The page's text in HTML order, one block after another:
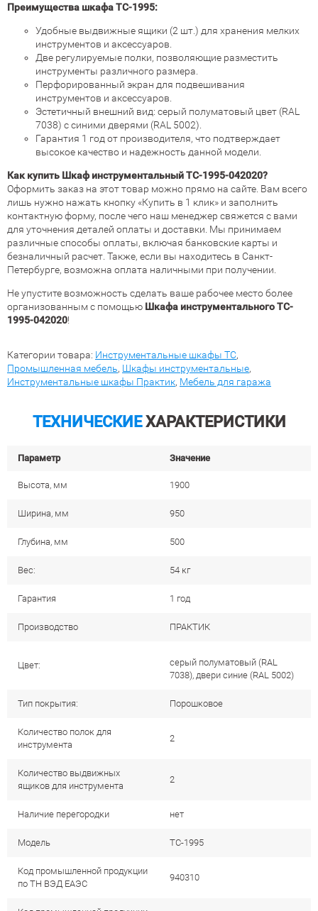
Преимущества шкафа TC-1995:
Удобные выдвижные ящики (2 шт.) для хранения мелких
инструментов и аксессуаров.
Две регулируемые полки, позволяющие разместить
инструменты различного размера.
Перфорированный экран для подвешивания
инструментов и аксессуаров.
Эстетичный внешний вид: серый полуматовый цвет (RAL
7038) с синими дверями (RAL 5002).
Гарантия 1 год от производителя, что подтверждает
высокое качество и надежность данной модели.
Как купить Шкаф инструментальный TC-1995-042020?
Оформить заказ на этот товар можно прямо на сайте. Вам всего
лишь нужно нажать кнопку «Купить в 1 клик» и заполнить
контактную форму, после чего наш менеджер свяжется с вами
для уточнения деталей оплаты и доставки. Мы принимаем
различные способы оплаты, включая банковские карты и
безналичный расчет. Также, если вы находитесь в Санкт-
Петербурге, возможна оплата наличными при получении.
Не упустите возможность сделать ваше рабочее место более
организованным с помощью Шкафа инструментального TC-
1995-042020!
Категории товара: Инструментальные шкафы TC,
Промышленная мебель, Шкафы инструментальные,
Инструментальные шкафы Практик, Мебель для гаража
ТЕХНИЧЕСКИЕХАРАКТЕРИСТИКИ
Параметр Значение
Высота, мм 1900
Ширина, мм 950
Глубина, мм 500
Вес: 54 кг
Гарантия 1 год
Производство ПРАКТИК
Цвет:
серый полуматовый (RAL
7038), двери синие (RAL 5002)
Тип покрытия: Порошковое
Количество полок для
инструмента
2
Количество выдвижных
ящиков для инструмента
2
Наличие перегородки нет
Модель TC-1995
Код промышленной продукции
по ТН ВЭД ЕАЭС
940310